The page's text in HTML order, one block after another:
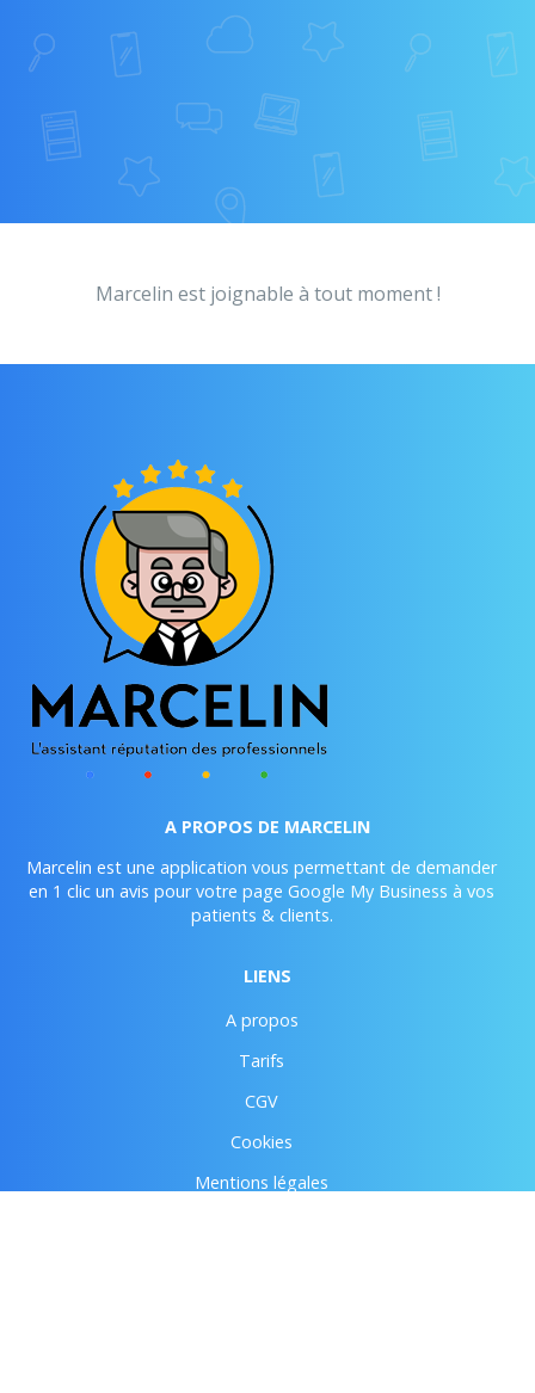
Marcelin est joignable à tout moment !
A PROPOS DE MARCELIN
Marcelin est une application vous permettant de demander
en 1 clic un avis pour votre page Google My Business à vos
patients & clients.
LIENS
A propos
Tarifs
CGV
Cookies
Mentions légales